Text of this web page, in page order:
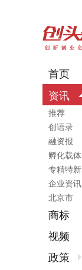
首页
资讯
推荐
创语录
融资报
孵化载体
专精特新
企业资讯
北京市
商标
视频
政策